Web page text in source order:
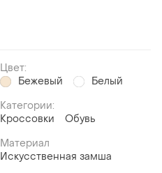
Цвет:
Бежевый
Белый
Категории:
Кроссовки
Обувь
Материал
Искусственная замша